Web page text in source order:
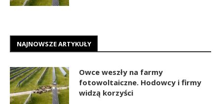
NAJNOWSZE ARTYKUŁY
Owce weszły na farmy
fotowoltaiczne. Hodowcy i firmy
widzą korzyści